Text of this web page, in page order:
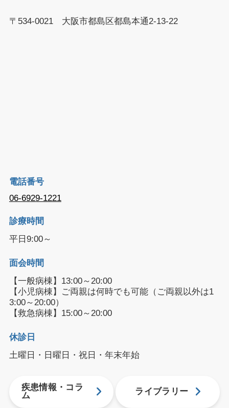
〒534-0021 大阪市都島区都島本通2-13-22
電話番号
06-6929-1221
診療時間
平日9:00～
面会時間
【一般病棟】13:00～20:00
【小児病棟】ご両親は何時でも可能（ご両親以外は1
3:00～20:00）
【救急病棟】15:00～20:00
休診日
土曜日・日曜日・祝日・年末年始
疾患情報・コラ
ム
ライブラリー